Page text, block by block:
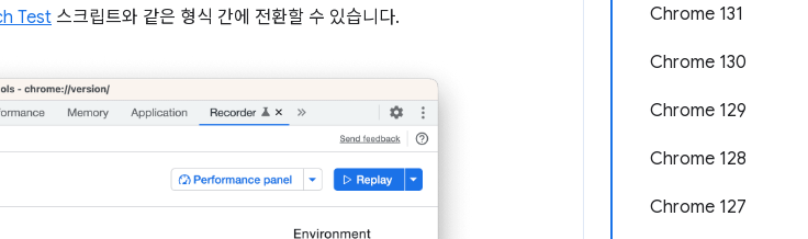
Chrome 131
Chrome 130
Chrome 129
Chrome 128
Chrome 127
Test 스크립트와 같은 형식 간에 전환할 수 있습니다.